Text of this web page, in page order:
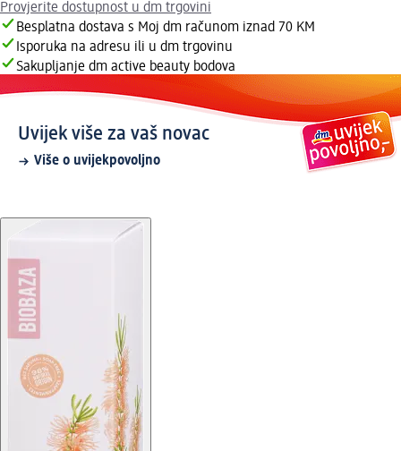
Provjerite dostupnost u dm trgovini
Besplatna dostava s Moj dm računom iznad 70 KM
Isporuka na adresu ili u dm trgovinu
Sakupljanje dm active beauty bodova
Uvijek više za vaš novac
Više o uvijekpovoljno